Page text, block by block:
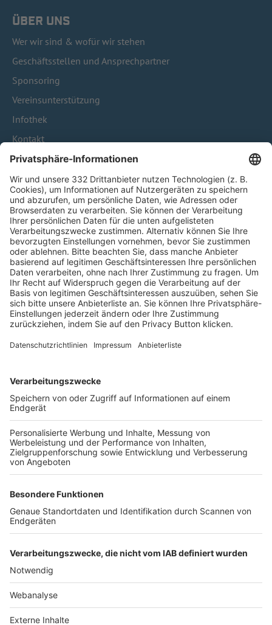
ÜBER UNS
Wer wir sind & wofür wir stehen
Geschäftsstellen und Ansprechpartner
Sponsoring
Vereinsunterstützung
Infothek
Kontakt
HÄUFIG BESUCHTE SEITEN
Pässe und Vereinswechsel
Trainerausbildung
Schulungsangebot Vereinsmitarbeiter
BFV-Geschäftsstellen
Trainerbörse
Login SpielPlus
FOLGE DEM BFV
TOP-VEREINE
TOP-PARTNER
Nutzungsbedingungen Datenschutz Impressum